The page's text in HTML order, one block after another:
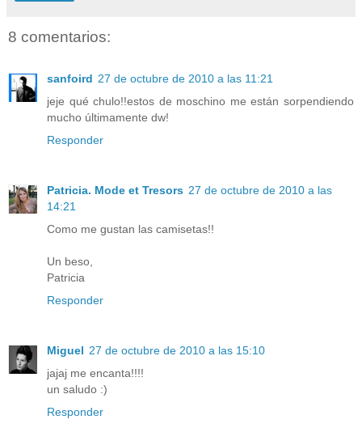
8 comentarios:
sanfoird 27 de octubre de 2010 a las 11:21
jeje qué chulo!!estos de moschino me están sorpendiendo
mucho últimamente dw!
Responder
Patricia. Mode et Tresors 27 de octubre de 2010 a las
14:21
Como me gustan las camisetas!!
Un beso,
Patricia
Responder
Miguel 27 de octubre de 2010 a las 15:10
jajaj me encanta!!!!
un saludo :)
Responder